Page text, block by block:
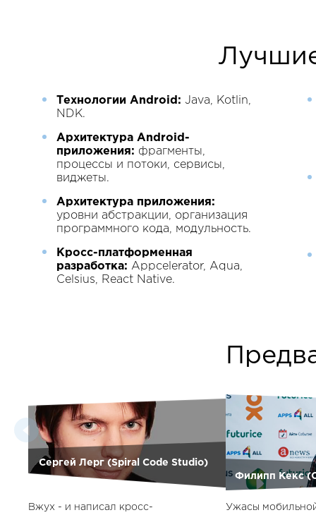
Технологии Android: Java, Kotlin,
NDK.
Архитектура Android-
приложения: фрагменты,
процессы и потоки, сервисы,
виджеты.
Архитектура приложения:
уровни абстракции, организация
программного кода, модульность.
Кросс-платформенная
разработка: Appcelerator, Aqua,
Celsius, React Native.
Сергей Лерг (Spiral Code Studio)
Вжух - и написал кросс-
Филипп Кекс
Ужасы